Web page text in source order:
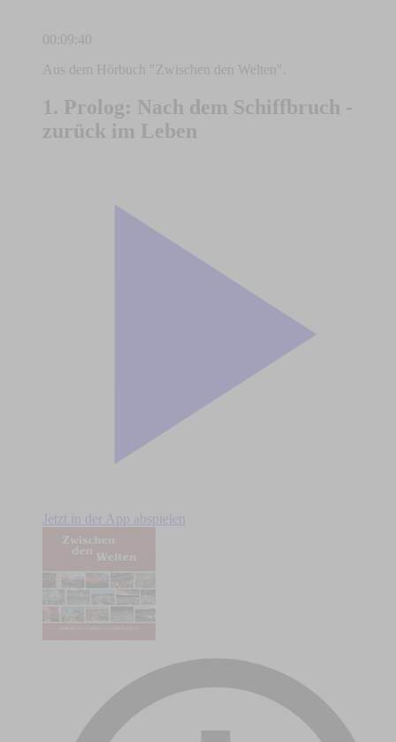
00:09:40
Aus dem Hörbuch "Zwischen den Welten".
1. Prolog: Nach dem Schiffbruch -
zurück im Leben
Jetzt in der App abspielen